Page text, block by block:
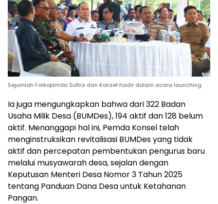
Sejumlah Forkopimda Sultra dan Konsel hadir dalam acara launching.
Ia juga mengungkapkan bahwa dari 322 Badan
Usaha Milik Desa (BUMDes), 194 aktif dan 128 belum
aktif. Menanggapi hal ini, Pemda Konsel telah
menginstruksikan revitalisasi BUMDes yang tidak
aktif dan percepatan pembentukan pengurus baru
melalui musyawarah desa, sejalan dengan
Keputusan Menteri Desa Nomor 3 Tahun 2025
tentang Panduan Dana Desa untuk Ketahanan
Pangan.